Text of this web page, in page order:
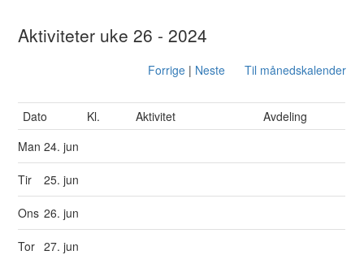
Aktiviteter uke 26 - 2024
Forrige| Neste Til månedskalender
Dato Kl. Aktivitet
Avdeling
Man24. jun
Tir 25. jun
Ons 26. jun
Tor 27. jun